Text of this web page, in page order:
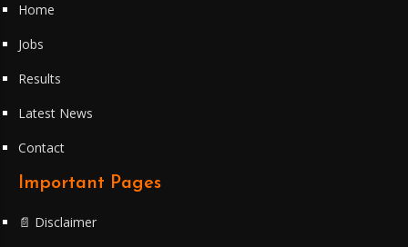
Home
Jobs
Results
Latest News
Contact
Important Pages
📄 Disclaimer